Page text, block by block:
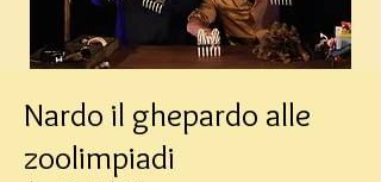
Nardo il ghepardo alle
zoolimpiadi